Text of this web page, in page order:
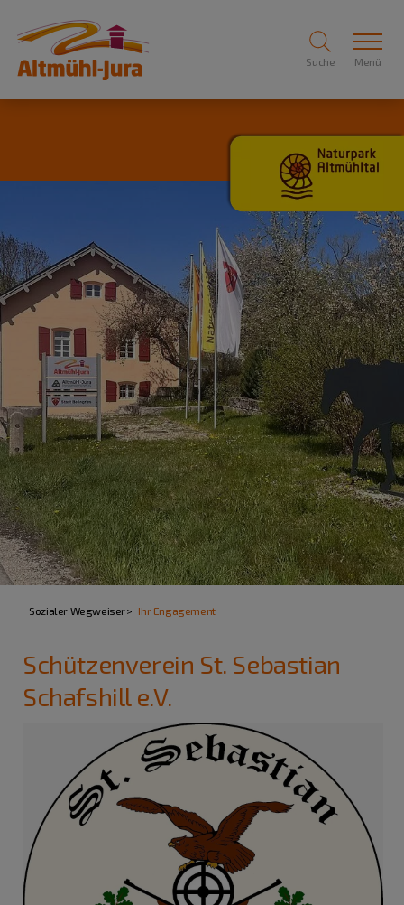
Suche Menü
Sozialer Wegweiser Ihr Engagement
Schützenverein St. Sebastian
Schafshill e.V.